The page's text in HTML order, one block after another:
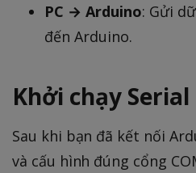
PC → Arduino: Gửi
đến Arduino.
Khởi chạy
Sau khi bạn đã kết nối
và cấu hình đúng cổng